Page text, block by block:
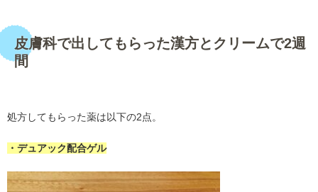
皮膚科で出してもらった漢方とクリームで2週
間
処方してもらった薬は以下の2点。
・デュアック配合ゲル